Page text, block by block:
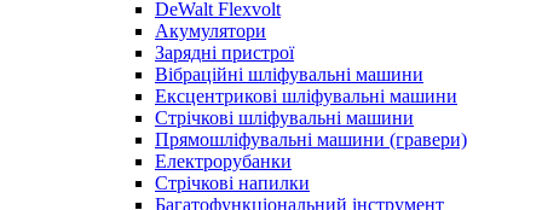
DeWalt Flexvolt
Акумулятори
Зарядні пристрої
Вібраційні шліфувальні машини
Ексцентрикові шліфувальні машини
Стрічкові шліфувальні машини
Прямошліфувальні машини (гравери)
Електрорубанки
Стрічкові напилки
Багатофункціональний інструмент